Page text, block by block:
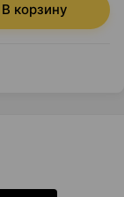
В корзину